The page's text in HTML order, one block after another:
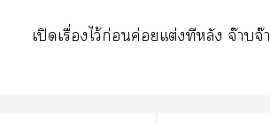
เปิดเรื่องไว้ก่อนค่อยแต่งทีหลัง จ๊าบจ๊